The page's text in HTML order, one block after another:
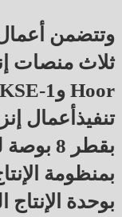
وتتضمن
ثلاث منصات
تنفيذأعمال
بقطر 8
بمنظومة